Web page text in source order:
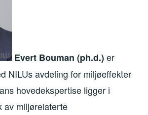
Evert Bouman (ph.d.)er
NILUs avdeling for miljøeffekter
hovedekspertise ligger i
av miljørelaterte